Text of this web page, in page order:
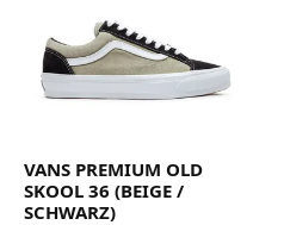
VANS PREMIUM OLD
SKOOL 36 (BEIGE /
SCHWARZ)